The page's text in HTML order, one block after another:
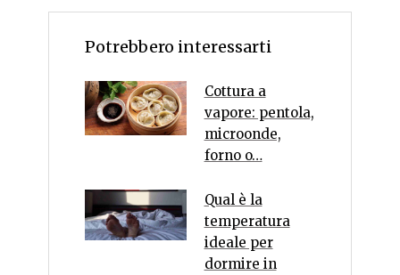
Potrebbero interessarti
Cottura a
vapore: pentola,
microonde,
forno o…
Qual è la
temperatura
ideale per
dormire in